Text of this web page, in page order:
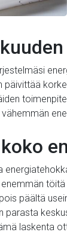
päivittää
päältä
parasta
laskenta